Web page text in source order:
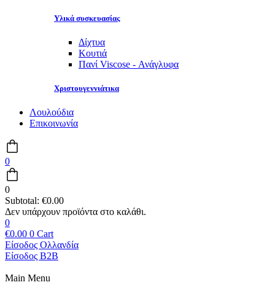
Υλικά συσκευασίας
Δίχτυα
Κουτιά
Πανί Viscose - Ανάγλυφα
Χριστουγεννιάτικα
Λουλούδια
Επικοινωνία
0
0
Subtotal: €0.00
0
€0.00 0 Cart
Είσοδος Ολλανδία
Είσοδος B2B
Main Menu